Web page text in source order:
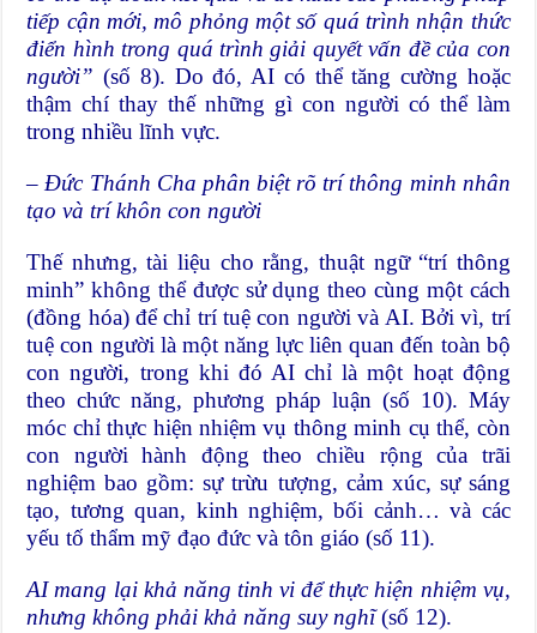
tiếp cận mới, mô phỏng một số quá trình nhận thức
điển hình trong quá trình giải quyết vấn đề của con
người” (số 8). Do đó, AI có thể tăng cường hoặc
thậm chí thay thế những gì con người có thể làm
trong nhiều lĩnh vực.
– Đức Thánh Cha phân biệt rõ trí thông minh nhân
tạo và trí khôn con người
Thế nhưng, tài liệu cho rằng, thuật ngữ “trí thông
minh” không thể được sử dụng theo cùng một cách
(đồng hóa) để chỉ trí tuệ con người và AI. Bởi vì, trí
tuệ con người là một năng lực liên quan đến toàn bộ
con người, trong khi đó AI chỉ là một hoạt động
theo chức năng, phương pháp luận (số 10). Máy
móc chỉ thực hiện nhiệm vụ thông minh cụ thể, còn
con người hành động theo chiều rộng của trãi
nghiệm bao gồm: sự trừu tượng, cảm xúc, sự sáng
tạo, tương quan, kinh nghiệm, bối cảnh… và các
yếu tố thẩm mỹ đạo đức và tôn giáo (số 11).
AI mang lại khả năng tinh vi để thực hiện nhiệm vụ,
nhưng không phải khả năng suy nghĩ(số 12).